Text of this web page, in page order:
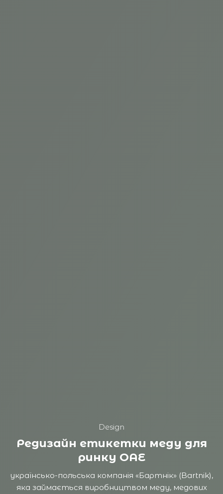
Design
Редизайн етикетки меду для
ринку ОАЕ
українсько-польська компанія «Бартнік» (Bartnik),
яка займається виробництвом меду, медових